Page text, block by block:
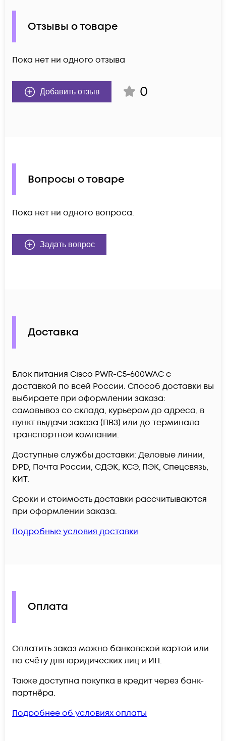
Отзывы о товаре
Пока нет ни одного отзыва
Добавить отзыв 0
Вопросы о товаре
Пока нет ни одного вопроса.
Задать вопрос
Доставка
Блок питания Cisco PWR-C5-600WAC c
доставкой по всей России. Способ доставки вы
выбираете при оформлении заказа:
самовывоз со склада, курьером до адреса, в
пункт выдачи заказа (ПВЗ) или до терминала
транспортной компании.
Доступные службы доставки: Деловые линии,
DPD, Почта России, СДЭК, КСЭ, ПЭК, Спецсвязь,
КИТ.
Сроки и стоимость доставки рассчитываются
при оформлении заказа.
Подробные условия доставки
Оплата
Оплатить заказ можно банковской картой или
по счёту для юридических лиц и ИП.
Также доступна покупка в кредит через банк-
партнёра.
Подробнее об условиях оплаты